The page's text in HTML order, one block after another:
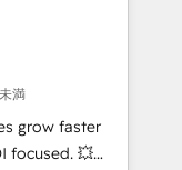
setup •
cleanups •
to-
marketing and
tools
with
満
grow faster
focused. 💥